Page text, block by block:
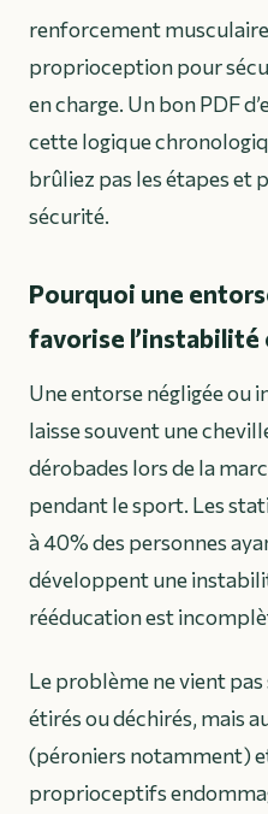
renforcement
proprioception pour
en charge. Un bon PDF
cette logique
brûliez pas les étapes et
sécurité.
Pourquoi une
favorise l’instabilité
Une entorse négligée ou
laisse souvent une
dérobades lors de la
pendant le sport. Les
à 40% des personnes
développent une
rééducation est
Le problème ne vient
étirés ou déchirés, mais
(péroniers notamment)
proprioceptifs